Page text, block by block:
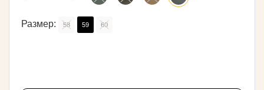
Размер: 58 59 60